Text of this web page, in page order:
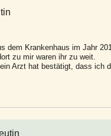
dem Krankenhaus im Jahr
zu mir waren ihr zu weit.
Arzt hat bestätigt, dass ich